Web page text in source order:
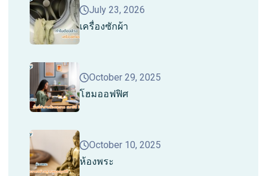
July 23, 2026
เครื่องซักผ้า
October 29, 2025
โฮมออฟฟิศ
October 10, 2025
ห้องพระ